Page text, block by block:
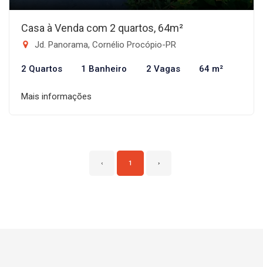
Casa à Venda com 2 quartos, 64m²
Jd. Panorama, Cornélio Procópio-PR
2 Quartos 1 Banheiro 2 Vagas 64 m²
Mais informações
‹ 1 ›